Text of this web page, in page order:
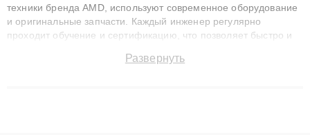
техники бренда AMD, используют современное оборудование
и оригинальные запчасти. Каждый инженер регулярно
проходит обучение и сертификацию, что позволяет быстро и
сохранением гарантии до 3 лет. Наши мастера решают
Развернуть